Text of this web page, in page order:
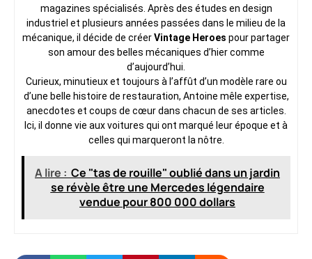
magazines spécialisés. Après des études en design
industriel et plusieurs années passées dans le milieu de la
mécanique, il décide de créerVintage Heroes pour partager
son amour des belles mécaniques d’hier comme
d’aujourd’hui.
Curieux, minutieux et toujours à l’affût d’un modèle rare ou
d’une belle histoire de restauration, Antoine mêle expertise,
anecdotes et coups de cœur dans chacun de ses articles.
Ici, il donne vie aux voitures qui ont marqué leur époque et à
celles qui marqueront la nôtre.
A lire : Ce "tas de rouille" oublié dans un jardin
se révèle être une Mercedes légendaire
vendue pour 800 000 dollars